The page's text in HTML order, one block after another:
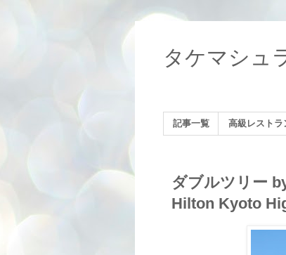
タケマシュ
記事一覧 高級レスト
ダブルツリー
Hilton Kyoto